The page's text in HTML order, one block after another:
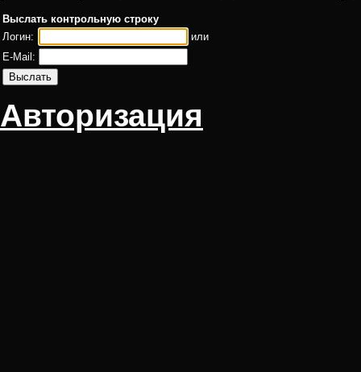
Выслать контрольную строку
Логин:
или
E-Mail:
Авторизация